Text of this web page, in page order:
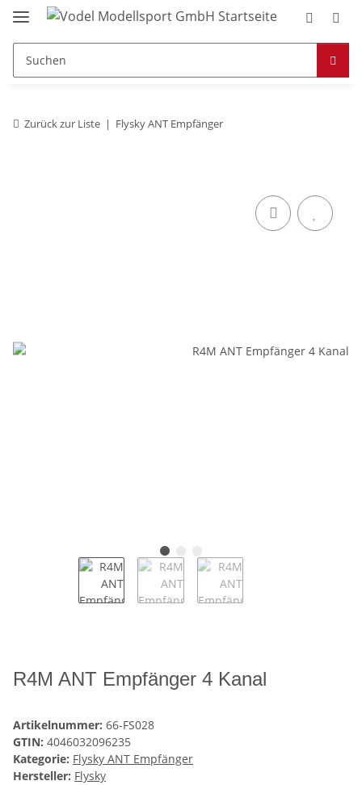
Zurück zur Liste Flysky ANT Empfänger
R4M ANT Empfänger 4 Kanal
Artikelnummer: 66-FS028
GTIN: 4046032096235
Kategorie: Flysky ANT Empfänger
Hersteller: Flysky